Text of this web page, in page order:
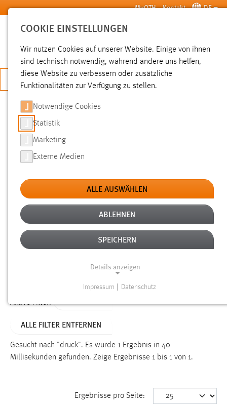
Zum Hauptinhalt springen MyOTH Kontakt DE
SUCHE
JETZT BEWERBEN
SUCHE
FILTER
Typ
Erstellungsdatum
Alter
Aktive Filter:
ALLE FILTER ENTFERNEN
Gesucht nach "druck". Es wurde 1 Ergebnis in 40
Millisekunden gefunden. Zeige Ergebnisse 1 bis 1 von 1.
Ergebnisse pro Seite:
COOKIE EINSTELLUNGEN
Wir nutzen Cookies auf unserer Website. Einige von ihnen
sind technisch notwendig, während andere uns helfen,
diese Website zu verbessern oder zusätzliche
Funktionalitäten zur Verfügung zu stellen.
Notwendige Cookies
Statistik
Marketing
Externe Medien
ALLE AUSWÄHLEN
ABLEHNEN
SPEICHERN
Details anzeigen
Funktionen und sind für die einwandfreie Funktion der
Einverständnis
cookie_consent
Impressum Datenschutz